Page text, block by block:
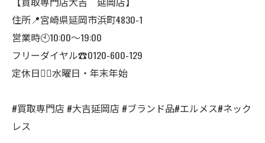
住所📍宮崎県延岡市浜町4830-1
営業時🕙10:00～19:00
フリーダイヤル☎️0120-600-129
定休日🙇‍♂️水曜日・年末年始
#買取専門店 #大吉延岡店 #ブランド品#エルメス#ネック
レス